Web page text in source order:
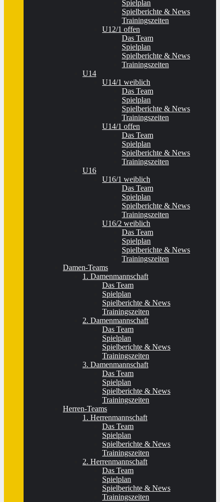
Spielplan
Spielberichte & News
Trainingszeiten
U12/1 offen
Das Team
Spielplan
Spielberichte & News
Trainingszeiten
U14
U14/1 weiblich
Das Team
Spielplan
Spielberichte & News
Trainingszeiten
U14/1 offen
Das Team
Spielplan
Spielberichte & News
Trainingszeiten
U16
U16/1 weiblich
Das Team
Spielplan
Spielberichte & News
Trainingszeiten
U16/2 weiblich
Das Team
Spielplan
Spielberichte & News
Trainingszeiten
Damen-Teams
1. Damenmannschaft
Das Team
Spielplan
Spielberichte & News
Trainingszeiten
2. Damenmannschaft
Das Team
Spielplan
Spielberichte & News
Trainingszeiten
3. Damenmannschaft
Das Team
Spielplan
Spielberichte & News
Trainingszeiten
Herren-Teams
1. Herrenmannschaft
Das Team
Spielplan
Spielberichte & News
Trainingszeiten
2. Herrenmannschaft
Das Team
Spielplan
Spielberichte & News
Trainingszeiten